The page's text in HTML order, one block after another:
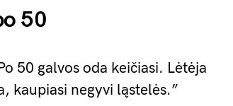
50
50 galvos oda keičiasi. Lėtėja
kaupiasi negyvi ląstelės.”